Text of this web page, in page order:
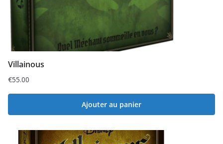
Villainous
€55.00
Ajouter au panier